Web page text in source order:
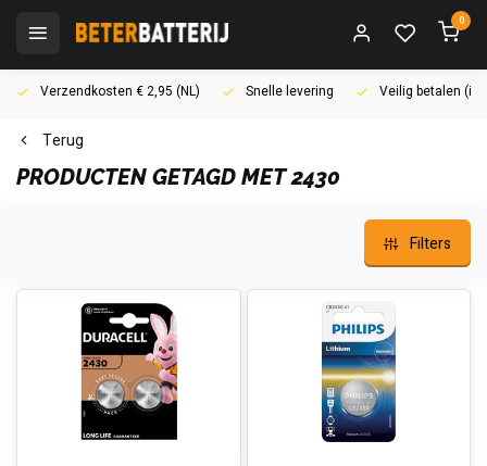
0
Verzendkosten € 2,95 (NL) Snelle levering Veilig betalen
Terug
PRODUCTEN GETAGD MET 2430
Filters